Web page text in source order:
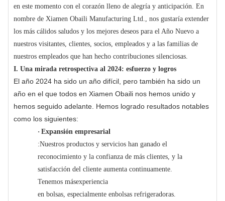
en este momento con el corazón lleno de alegría y anticipación. En
nombre de Xiamen Obaili Manufacturing Ltd., nos gustaría extender
los más cálidos saludos y los mejores deseos para el Año Nuevo a
nuestros visitantes, clientes, socios, empleados y a las familias de
nuestros empleados que han hecho contribuciones silenciosas.
I. Una mirada retrospectiva al 2024: esfuerzo y logros
El año 2024 ha sido un año difícil, pero también ha sido un
año en el que todos en Xiamen Obaili nos hemos unido y
hemos seguido adelante. Hemos logrado resultados notables
como los siguientes:
· Expansión empresarial
:Nuestros productos y servicios han ganado el
reconocimiento y la confianza de más clientes, y la
satisfacción del cliente aumenta continuamente.
Tenemos másexperiencia
en bolsas, especialmente enbolsas refrigeradoras